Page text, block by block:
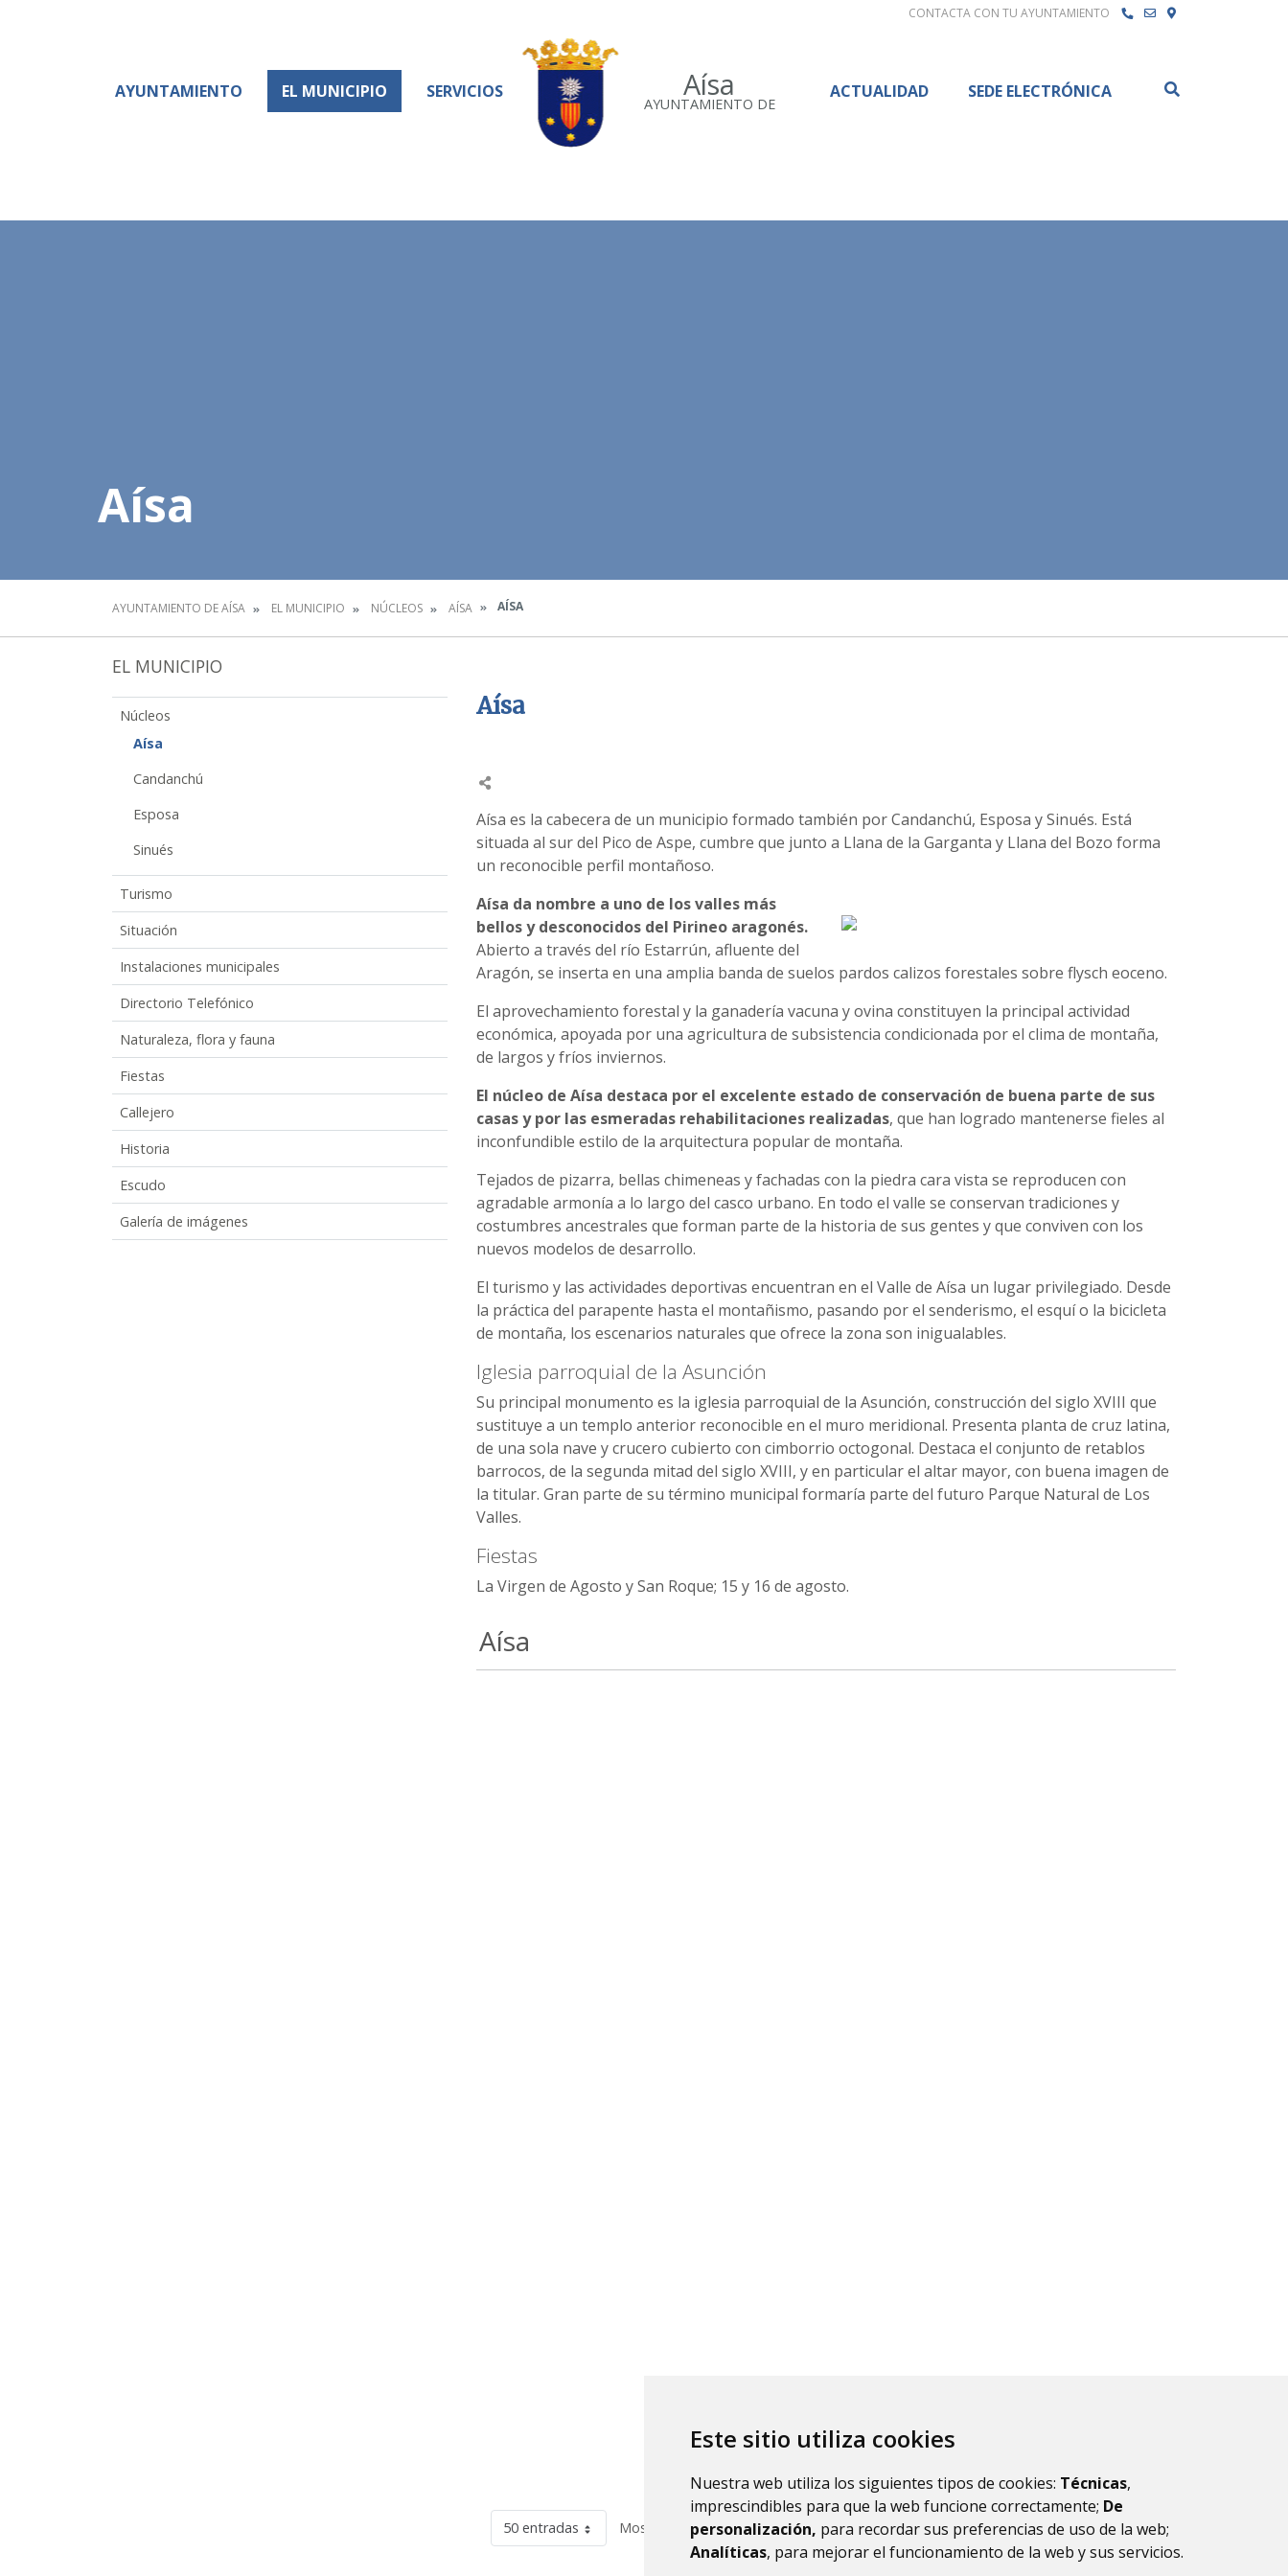
Este sitio utiliza cookies
Nuestra web utiliza los siguientes tipos de cookies: Técnicas,
imprescindibles para que la web funcione correctamente; De
personalización, para recordar sus preferencias de uso de la web;
Analíticas, para mejorar el funcionamiento de la web y sus servicios.
CONTACTA CON TU AYUNTAMIENTO
Aísa
AYUNTAMIENTO DE
AYUNTAMIENTO EL MUNICIPIO SERVICIOS ACTUALIDAD SEDE ELECTRÓNICA
Aísa
AYUNTAMIENTO DE AÍSA EL MUNICIPIO NÚCLEOS AÍSA AÍSA
EL MUNICIPIO
Núcleos
Aísa
Candanchú
Esposa
Sinués
Turismo
Situación
Instalaciones municipales
Directorio Telefónico
Naturaleza, flora y fauna
Fiestas
Callejero
Historia
Escudo
Galería de imágenes
Aísa
Aísa es la cabecera de un municipio formado también por Candanchú, Esposa y Sinués. Está
situada al sur del Pico de Aspe, cumbre que junto a Llana de la Garganta y Llana del Bozo forma
un reconocible perfil montañoso.
Aísa da nombre a uno de los valles más
bellos y desconocidos del Pirineo aragonés.
Abierto a través del río Estarrún, afluente del
Aragón, se inserta en una amplia banda de suelos pardos calizos forestales sobre flysch eoceno.
El aprovechamiento forestal y la ganadería vacuna y ovina constituyen la principal actividad
económica, apoyada por una agricultura de subsistencia condicionada por el clima de montaña,
de largos y fríos inviernos.
El núcleo de Aísa destaca por el excelente estado de conservación de buena parte de sus
casas y por las esmeradas rehabilitaciones realizadas, que han logrado mantenerse fieles al
inconfundible estilo de la arquitectura popular de montaña.
Tejados de pizarra, bellas chimeneas y fachadas con la piedra cara vista se reproducen con
agradable armonía a lo largo del casco urbano. En todo el valle se conservan tradiciones y
costumbres ancestrales que forman parte de la historia de sus gentes y que conviven con los
nuevos modelos de desarrollo.
El turismo y las actividades deportivas encuentran en el Valle de Aísa un lugar privilegiado. Desde
la práctica del parapente hasta el montañismo, pasando por el senderismo, el esquí o la bicicleta
de montaña, los escenarios naturales que ofrece la zona son inigualables.
Iglesia parroquial de la Asunción
Su principal monumento es la iglesia parroquial de la Asunción, construcción del siglo XVIII que
sustituye a un templo anterior reconocible en el muro meridional. Presenta planta de cruz latina,
de una sola nave y crucero cubierto con cimborrio octogonal. Destaca el conjunto de retablos
barrocos, de la segunda mitad del siglo XVIII, y en particular el altar mayor, con buena imagen de
la titular. Gran parte de su término municipal formaría parte del futuro Parque Natural de Los
Valles.
Fiestas
La Virgen de Agosto y San Roque; 15 y 16 de agosto.
Aísa
50 entradas Mostrando el intervalo 1 - 28 de 28 resultados. 1